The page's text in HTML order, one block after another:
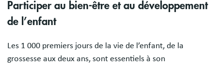
Participer au bien-être et au développement
de l’enfant
Les 1 000 premiers jours de la vie de l’enfant, de la
grossesse aux deux ans, sont essentiels à son